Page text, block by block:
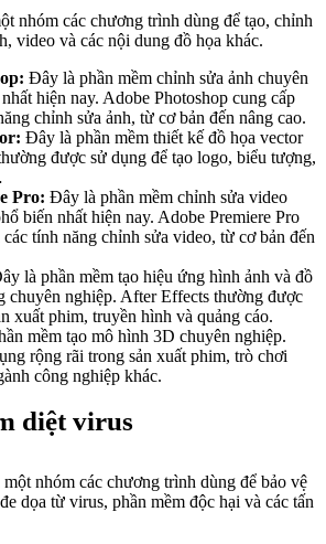
nhóm các chương trình dùng để tạo, chỉnh
video và các nội dung đồ họa khác.
Đây là phần mềm chỉnh sửa ảnh chuyên
hiện nay. Adobe Photoshop cung cấp
chỉnh sửa ảnh, từ cơ bản đến nâng cao.
Đây là phần mềm thiết kế đồ họa vector
được sử dụng để tạo logo, biểu tượng,
Pro: Đây là phần mềm chỉnh sửa video
biến nhất hiện nay. Adobe Premiere Pro
tính năng chỉnh sửa video, từ cơ bản đến
là phần mềm tạo hiệu ứng hình ảnh và đồ
chuyên nghiệp. After Effects thường được
xuất phim, truyền hình và quảng cáo.
mềm tạo mô hình 3D chuyên nghiệp.
rộng rãi trong sản xuất phim, trò chơi
công nghiệp khác.
diệt virus
nhóm các chương trình dùng để bảo vệ
dọa từ virus, phần mềm độc hại và các tấn